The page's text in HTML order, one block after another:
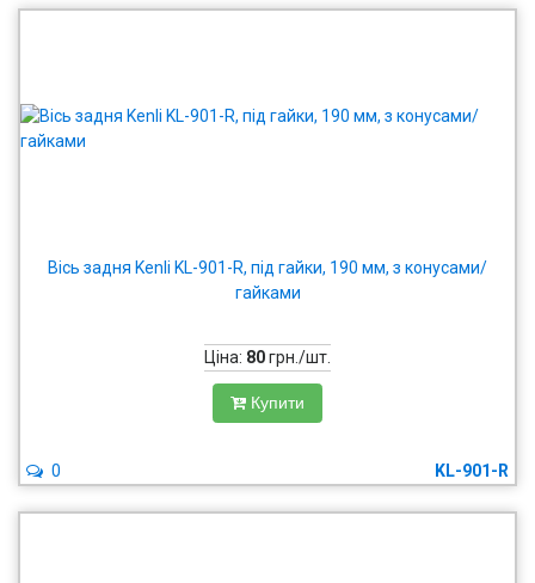
Вісь задня Kenli KL-901-R, під гайки, 190 мм, з конусами/
гайками
Ціна: 80грн./шт.
Купити
KL-901-R
0